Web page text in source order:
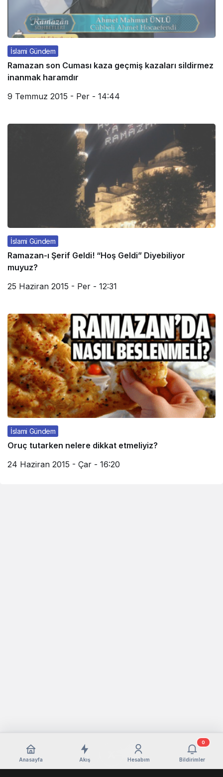
İslami Gündem
Ramazan son Cuması kaza geçmiş kazaları sildirmez
inanmak haramdır
9 Temmuz 2015 - Per - 14:44
İslami Gündem
Ramazan-ı Şerif Geldi! “Hoş Geldi” Diyebiliyor
muyuz?
25 Haziran 2015 - Per - 12:31
İslami Gündem
Oruç tutarken nelere dikkat etmeliyiz?
24 Haziran 2015 - Çar - 16:20
Anasayfa Akış Hesabım Bildirimler
0